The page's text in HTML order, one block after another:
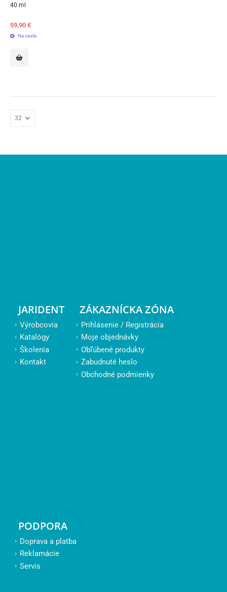
40 ml
59,90 €
Na ceste
JARIDENT
Výrobcovia
Katalógy
Školenia
Kontakt
ZÁKAZNÍCKA ZÓNA
Prihlásenie / Registrácia
Moje objednávky
Obľúbené produkty
Zabudnuté heslo
Obchodné podmienky
PODPORA
Doprava a platba
Reklamácie
Servis